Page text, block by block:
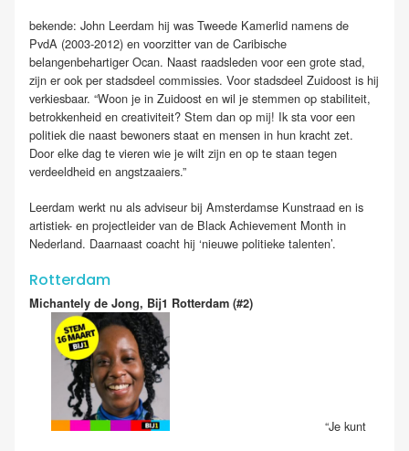
bekende: John Leerdam hij was Tweede Kamerlid namens de
PvdA (2003-2012) en voorzitter van de Caribische
belangenbehartiger Ocan. Naast raadsleden voor een grote stad,
zijn er ook per stadsdeel commissies. Voor stadsdeel Zuidoost is hij
verkiesbaar. “Woon je in Zuidoost en wil je stemmen op stabiliteit,
betrokkenheid en creativiteit? Stem dan op mij! Ik sta voor een
politiek die naast bewoners staat en mensen in hun kracht zet.
Door elke dag te vieren wie je wilt zijn en op te staan tegen
verdeeldheid en angstzaaiers.”
Leerdam werkt nu als adviseur bij Amsterdamse Kunstraad en is
artistiek- en projectleider van de Black Achievement Month in
Nederland. Daarnaast coacht hij ‘nieuwe politieke talenten’.
Rotterdam
Michantely de Jong, Bij1 Rotterdam (#2)
“Je kunt